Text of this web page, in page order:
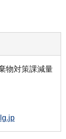
物対策課減量